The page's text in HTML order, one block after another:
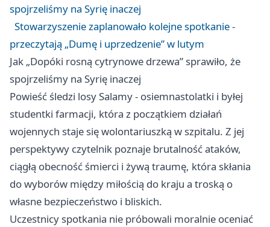
spojrzeliśmy na Syrię inaczej
Stowarzyszenie zaplanowało kolejne spotkanie -
przeczytają „Dumę i uprzedzenie” w lutym
Jak „Dopóki rosną cytrynowe drzewa” sprawiło, że
spojrzeliśmy na Syrię inaczej
Powieść śledzi losy Salamy - osiemnastolatki i byłej
studentki farmacji, która z początkiem działań
wojennych staje się wolontariuszką w szpitalu. Z jej
perspektywy czytelnik poznaje brutalność ataków,
ciągłą obecność śmierci i żywą traumę, która skłania
do wyborów między miłością do kraju a troską o
własne bezpieczeństwo i bliskich.
Uczestnicy spotkania nie próbowali moralnie oceniać